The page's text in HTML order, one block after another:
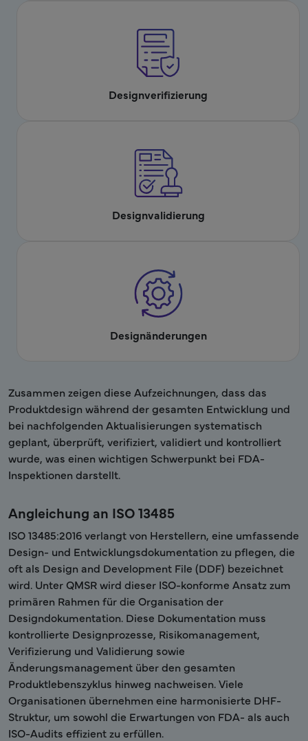
Designverifizierung
Designvalidierung
Designänderungen
Zusammen zeigen diese Aufzeichnungen, dass das
Produktdesign während der gesamten Entwicklung und
bei nachfolgenden Aktualisierungen systematisch
geplant, überprüft, verifiziert, validiert und kontrolliert
wurde, was einen wichtigen Schwerpunkt bei FDA-
Inspektionen darstellt.
Angleichung an ISO 13485
ISO 13485:2016 verlangt von Herstellern, eine umfassende
Design- und Entwicklungsdokumentation zu pflegen, die
oft als Design and Development File (DDF) bezeichnet
wird. Unter QMSR wird dieser ISO-konforme Ansatz zum
primären Rahmen für die Organisation der
Designdokumentation. Diese Dokumentation muss
kontrollierte Designprozesse, Risikomanagement,
Verifizierung und Validierung sowie
Änderungsmanagement über den gesamten
Produktlebenszyklus hinweg nachweisen. Viele
Organisationen übernehmen eine harmonisierte DHF-
Struktur, um sowohl die Erwartungen von FDA- als auch
ISO-Audits effizient zu erfüllen.